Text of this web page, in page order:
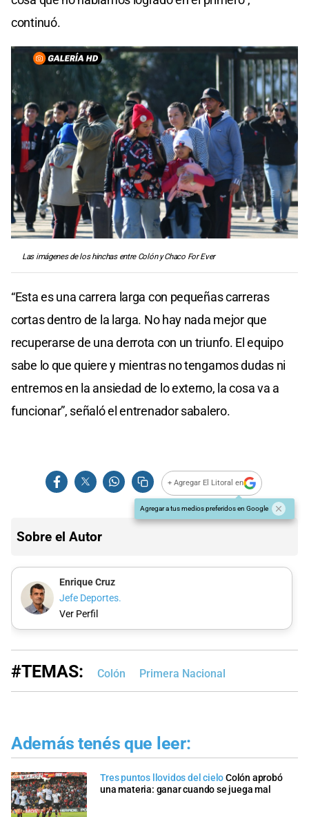
continuó.
Las imágenes de los hinchas entre Colón y Chaco For Ever
“Esta es una carrera larga con pequeñas carreras
cortas dentro de la larga. No hay nada mejor que
recuperarse de una derrota con un triunfo. El equipo
sabe lo que quiere y mientras no tengamos dudas ni
entremos en la ansiedad de lo externo, la cosa va a
funcionar”, señaló el entrenador sabalero.
+ Agregar El Litoral en
Agregar a tus medios preferidos en Google
Sobre el Autor
Enrique Cruz
Jefe Deportes.
Ver Perfil
#TEMAS: Colón Primera Nacional
Además tenés que leer:
Tres puntos llovidos del cieloColón aprobó
una materia: ganar cuando se juega mal